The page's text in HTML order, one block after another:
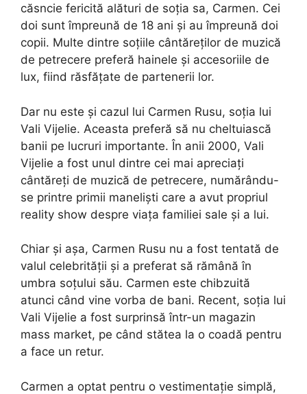
căsncie fericită alături de soția sa, Carmen. Cei
doi sunt împreună de 18 ani și au împreună doi
copii. Multe dintre soțiile cântăreților de muzică
de petrecere preferă hainele și accesoriile de
lux, fiind răsfățate de partenerii lor.
Dar nu este și cazul lui Carmen Rusu, soția lui
Vali Vijelie. Aceasta preferă să nu cheltuiască
banii pe lucruri importante. În anii 2000, Vali
Vijelie a fost unul dintre cei mai apreciați
cântăreți de muzică de petrecere, numărându-
se printre primii maneliști care a avut propriul
reality show despre viața familiei sale și a lui.
Chiar și așa, Carmen Rusu nu a fost tentată de
valul celebrității și a preferat să rămână în
umbra soțului său. Carmen este chibzuită
atunci când vine vorba de bani. Recent, soția lui
Vali Vijelie a fost surprinsă într-un magazin
mass market, pe când stătea la o coadă pentru
a face un retur.
Carmen a optat pentru o vestimentație simplă,